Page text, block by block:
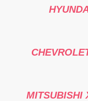
MITSUBISHI